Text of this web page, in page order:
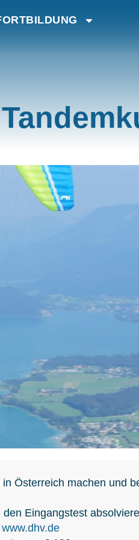
Österreich machen und
Eingangstest
www.dhv.de